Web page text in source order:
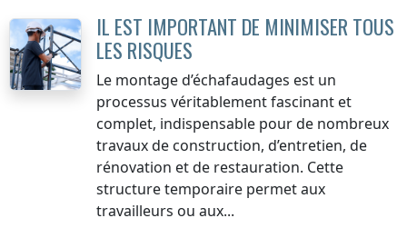
IL EST IMPORTANT DE MINIMISER TOUS
LES RISQUES
Le montage d’échafaudages est un
processus véritablement fascinant et
complet, indispensable pour de nombreux
travaux de construction, d’entretien, de
rénovation et de restauration. Cette
structure temporaire permet aux
travailleurs ou aux...